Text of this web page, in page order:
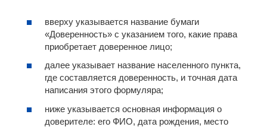
вверху указывается название бумаги
«Доверенность» с указанием того, какие права
приобретает доверенное лицо;
далее указывает название населенного пункта,
где составляется доверенность, и точная дата
написания этого формуляра;
ниже указывается основная информация о
доверителе: его ФИО, дата рождения, место